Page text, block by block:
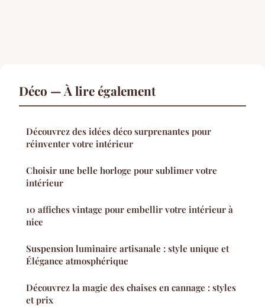
Déco — À lire également
Découvrez des idées déco surprenantes pour
réinventer votre intérieur
Choisir une belle horloge pour sublimer votre
intérieur
10 affiches vintage pour embellir votre intérieur à
nice
Suspension luminaire artisanale : style unique et
Élégance atmosphérique
Découvrez la magie des chaises en cannage : styles
et prix